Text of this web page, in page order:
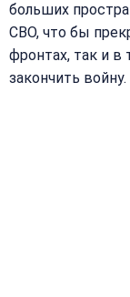
больших
СВО, что бы
фронтах, так и в
закончить войну.